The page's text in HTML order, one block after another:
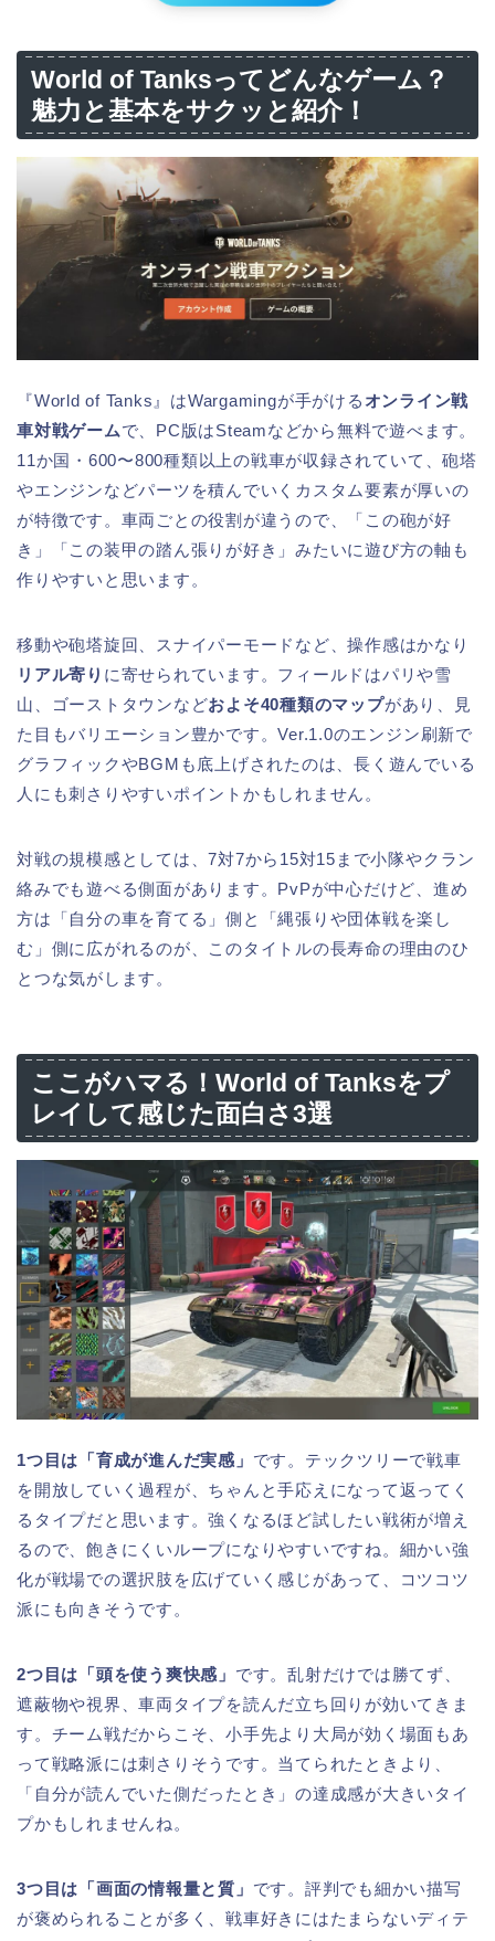
World of Tanksってどんなゲーム？
魅力と基本をサクッと紹介！
『World of Tanks』はWargamingが手がける オンライン戦
車対戦ゲームで、PC版はSteamなどから無料で遊べます。
11か国・600〜800種類以上の戦車が収録されていて、砲塔
やエンジンなどパーツを積んでいくカスタム要素が厚いの
が特徴です。車両ごとの役割が違うので、「この砲が好
き」「この装甲の踏ん張りが好き」みたいに遊び方の軸も
作りやすいと思います。
移動や砲塔旋回、スナイパーモードなど、操作感はかなり
リアル寄り に寄せられています。フィールドはパリや雪
山、ゴーストタウンなどおよそ40種類のマップがあり、見
た目もバリエーション豊かです。Ver.1.0のエンジン刷新で
グラフィックやBGMも底上げされたのは、長く遊んでいる
人にも刺さりやすいポイントかもしれません。
対戦の規模感としては、7対7から15対15まで小隊やクラン
絡みでも遊べる側面があります。PvPが中心だけど、進め
方は「自分の車を育てる」側と「縄張りや団体戦を楽し
む」側に広がれるのが、このタイトルの長寿命の理由のひ
とつな気がします。
ここがハマる！World of Tanksをプ
レイして感じた面白さ3選
1つ目は「育成が進んだ実感」 です。テックツリーで戦車
を開放していく過程が、ちゃんと手応えになって返ってく
るタイプだと思います。強くなるほど試したい戦術が増え
るので、飽きにくいループになりやすいですね。細かい強
化が戦場での選択肢を広げていく感じがあって、コツコツ
派にも向きそうです。
2つ目は「頭を使う爽快感」 です。乱射だけでは勝てず、
遮蔽物や視界、車両タイプを読んだ立ち回りが効いてきま
す。チーム戦だからこそ、小手先より大局が効く場面もあ
って戦略派には刺さりそうです。当てられたときより、
「自分が読んでいた側だったとき」の達成感が大きいタイ
プかもしれませんね。
3つ目は「画面の情報量と質」 です。評判でも細かい描写
が褒められることが多く、戦車好きにはたまらないディテ